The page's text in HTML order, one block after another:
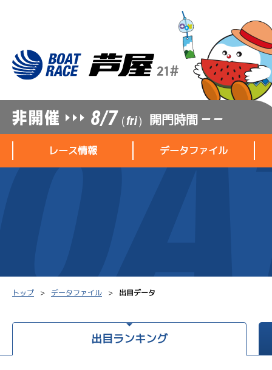
8/7（fri） 開門時間 — —
レース情報 データファイル
トップ データファイル 出目データ
出目ランキング